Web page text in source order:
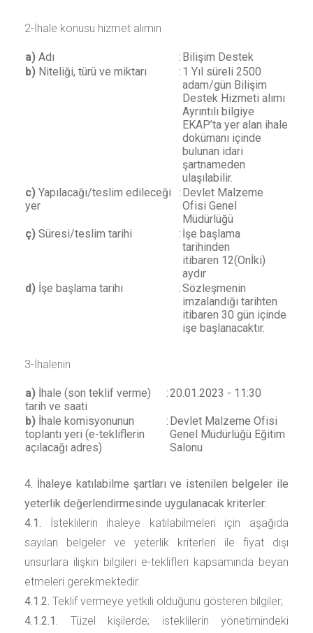
2-İhale konusu hizmet alımın
a) Adı : Bilişim Destek
b) Niteliği, türü ve miktarı : 1 Yıl süreli 2500
adam/gün Bilişim
Destek Hizmeti alımı
Ayrıntılı bilgiye
EKAP’ta yer alan ihale
dokümanı içinde
bulunan idari
şartnameden
ulaşılabilir.
c) Yapılacağı/teslim edileceği
yer
: Devlet Malzeme
Ofisi Genel
Müdürlüğü
ç) Süresi/teslim tarihi : İşe başlama
tarihinden
itibaren 12(Onİki)
aydır
d) İşe başlama tarihi :Sözleşmenin
imzalandığı tarihten
itibaren 30 gün içinde
işe başlanacaktır.
3-İhalenin
a) İhale (son teklif verme)
tarih ve saati
:20.01.2023 - 11:30
b) İhale komisyonunun
toplantı yeri (e-tekliflerin
açılacağı adres)
: Devlet Malzeme Ofisi
Genel Müdürlüğü Eğitim
Salonu
4. İhaleye katılabilme şartları ve istenilen belgeler ile
yeterlik değerlendirmesinde uygulanacak kriterler:
4.1. İsteklilerin ihaleye katılabilmeleri için aşağıda
sayılan belgeler ve yeterlik kriterleri ile fiyat dışı
unsurlara ilişkin bilgileri e-teklifleri kapsamında beyan
etmeleri gerekmektedir.
4.1.2. Teklif vermeye yetkili olduğunu gösteren bilgiler;
4.1.2.1. Tüzel kişilerde; isteklilerin yönetimindeki